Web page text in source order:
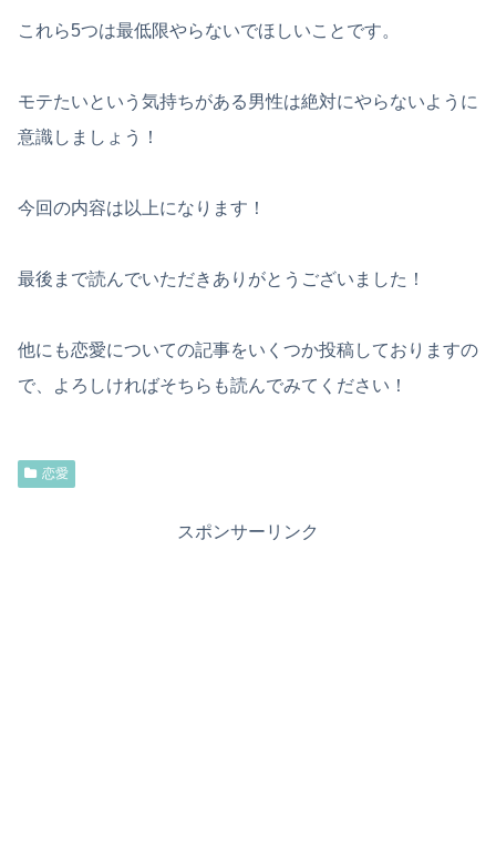
これら5つは最低限やらないでほしいことです。
モテたいという気持ちがある男性は絶対にやらないように
意識しましょう！
今回の内容は以上になります！
最後まで読んでいただきありがとうございました！
他にも恋愛についての記事をいくつか投稿しておりますの
で、よろしければそちらも読んでみてください！
恋愛
スポンサーリンク